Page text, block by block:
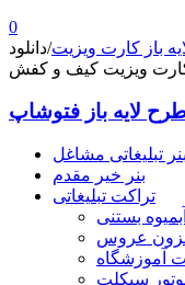
0
باز کارت ویزیت/دانلود
ویزیت کیف و کفش
طرح لایه باز فتوشاپ
بنر تبلیغاتی مشاغل
بنر خیر مقدم
تراکت تبلیغاتی
بستنی
مزون عروس
آموزشگاه
سیکلت